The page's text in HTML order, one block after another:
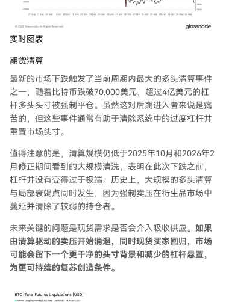
实时图表
期货清算
最新的市场下跌触发了当前周期内最大的多头清算事件
之一，随着比特币跌破70,000美元，超过4亿美元的杠
杆多头头寸被强制平仓。虽然这对后期进入者来说是痛
苦的，但这些事件通常有助于清除系统中的过度杠杆并
重置市场头寸。
值得注意的是，清算规模仍低于2025年10月和2026年2
月修正期间看到的大规模清洗，表明在此次下跌之前，
杠杆并没有变得过于极端。历史上，大规模的多头清算
与局部衰竭点同时发生，因为强制卖压在衍生品市场中
蔓延并清除了较弱的持仓者。
未来关键的问题是现货需求是否会介入吸收供应。 如果
由清算驱动的卖压开始消退，同时现货买家回归，市场
可能会留下一个更干净的头寸背景和减少的杠杆悬置，
为更可持续的复苏创造条件。